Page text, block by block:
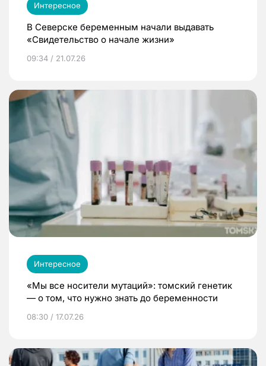
Интересное
В Северске беременным начали выдавать
«Свидетельство о начале жизни»
09:34 / 21.07.26
Интересное
«Мы все носители мутаций»: томский генетик
— о том, что нужно знать до беременности
08:30 / 17.07.26